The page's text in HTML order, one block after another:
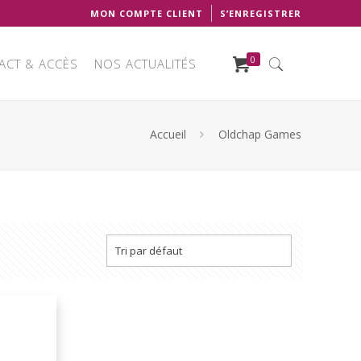
MON COMPTE CLIENT S’ENREGISTRER
& ACCÈS NOS ACTUALITÉS 0
Accueil Oldchap Games